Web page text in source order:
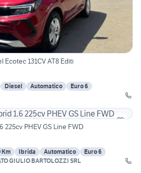
Ecotec 131CV AT8 Editi
Diesel Automatico
Euro 6
225cv PHEV GS Line FWD
Km Ibrida Automatico
Euro 6
GIULIO BARTOLOZZI SRL